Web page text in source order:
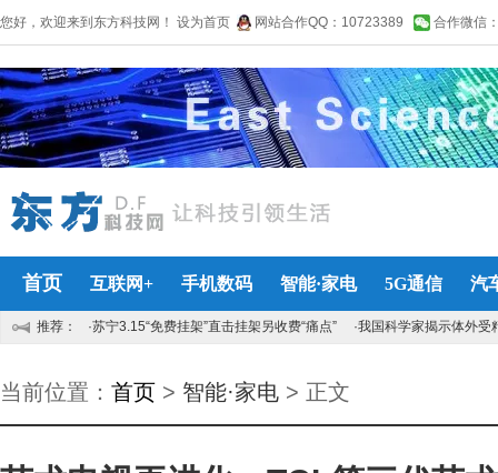
您好，欢迎来到东方科技网！ 设为首页 网站合作QQ：10723389 合作微信
首页 互联网+ 手机数码 智能·家电 5G通信 汽
推荐： ·苏宁3.15“免费挂架”直击挂架另收费“痛点” ·我国科学家揭示体外
当前位置： 首页 > 智能·家电 > 正文